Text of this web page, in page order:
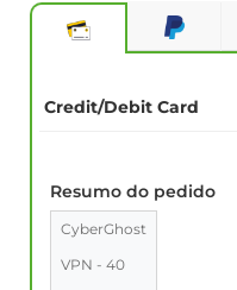
Credit/Debit Card
Resumo do pedido
CyberGhost
VPN - 40